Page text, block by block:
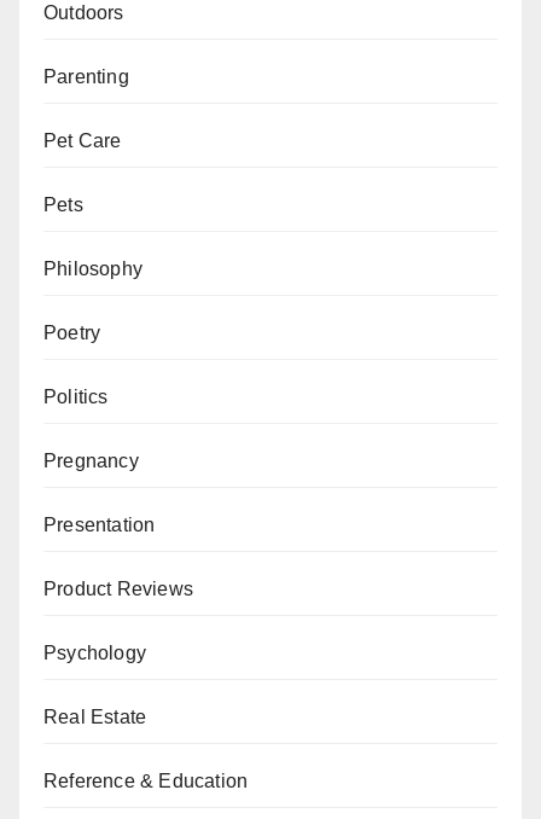
Outdoors
Parenting
Pet Care
Pets
Philosophy
Poetry
Politics
Pregnancy
Presentation
Product Reviews
Psychology
Real Estate
Reference & Education